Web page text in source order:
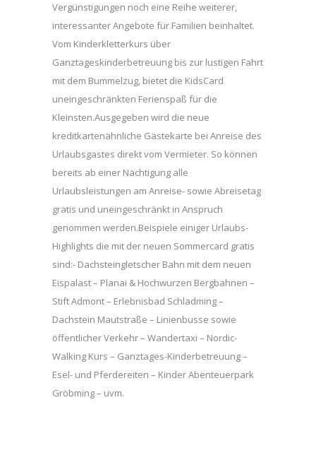
Vergünstigungen noch eine Reihe weiterer,
interessanter Angebote für Familien beinhaltet.
Vom Kinderkletterkurs über
Ganztageskinderbetreuung bis zur lustigen Fahrt
mit dem Bummelzug, bietet die KidsCard
uneingeschränkten Ferienspaß für die
Kleinsten.Ausgegeben wird die neue
kreditkartenähnliche Gästekarte bei Anreise des
Urlaubsgastes direkt vom Vermieter. So können
bereits ab einer Nächtigung alle
Urlaubsleistungen am Anreise- sowie Abreisetag
gratis und uneingeschränkt in Anspruch
genommen werden.Beispiele einiger Urlaubs-
Highlights die mit der neuen Sommercard gratis
sind:- Dachsteingletscher Bahn mit dem neuen
Eispalast – Planai & Hochwurzen Bergbahnen –
Stift Admont – Erlebnisbad Schladming –
Dachstein Mautstraße – Linienbusse sowie
öffentlicher Verkehr – Wandertaxi – Nordic-
Walking Kurs – Ganztages-Kinderbetreuung –
Esel- und Pferdereiten – Kinder Abenteuerpark
Gröbming – uvm.